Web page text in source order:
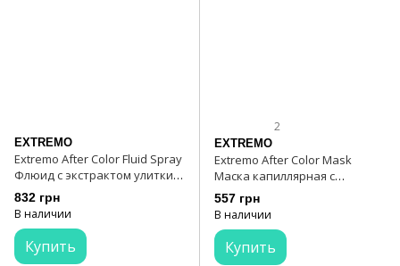
EXTREMO
Extremo After Color Fluid Spray
Флюид с экстрактом улитки
250 мл
832 грн
В наличии
Купить
2
EXTREMO
Extremo After Color Mask
Маска капиллярная с
экстрактом улитки 250 мл
557 грн
В наличии
Купить